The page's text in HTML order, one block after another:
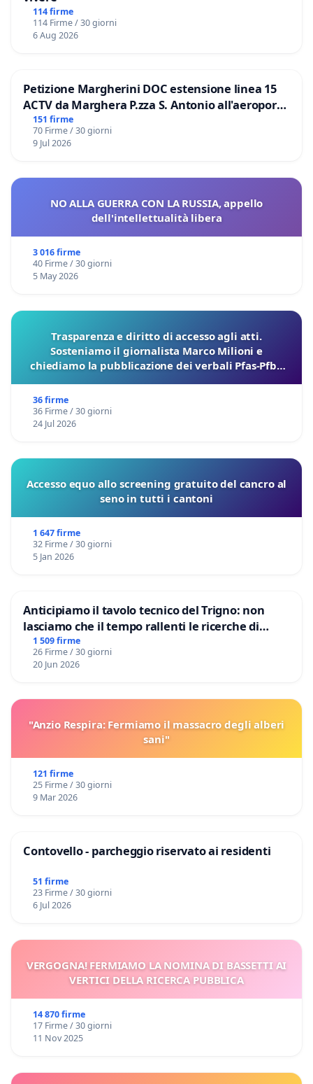
114 firme
114 Firme / 30 giorni
6 Aug 2026
Petizione Margherini DOC estensione linea 15
ACTV da Marghera P.zza S. Antonio all'aeroporto
Marco Polo tariffa a € 1,50
151 firme
70 Firme / 30 giorni
9 Jul 2026
NO ALLA GUERRA CON LA RUSSIA, appello
dell'intellettualità libera
3 016 firme
40 Firme / 30 giorni
5 May 2026
Trasparenza e diritto di accesso agli atti.
Sosteniamo il giornalista Marco Milioni e
chiediamo la pubblicazione dei verbali Pfas-Pfba
36 firme
36 Firme / 30 giorni
24 Jul 2026
Accesso equo allo screening gratuito del cancro al
seno in tutti i cantoni
1 647 firme
32 Firme / 30 giorni
5 Jan 2026
Anticipiamo il tavolo tecnico del Trigno: non
lasciamo che il tempo rallenti le ricerche di
Domenico Racanati
1 509 firme
26 Firme / 30 giorni
20 Jun 2026
"Anzio Respira: Fermiamo il massacro degli alberi
sani"
121 firme
25 Firme / 30 giorni
9 Mar 2026
Contovello - parcheggio riservato ai residenti
51 firme
23 Firme / 30 giorni
6 Jul 2026
VERGOGNA! FERMIAMO LA NOMINA DI BASSETTI AI
VERTICI DELLA RICERCA PUBBLICA
14 870 firme
17 Firme / 30 giorni
11 Nov 2025